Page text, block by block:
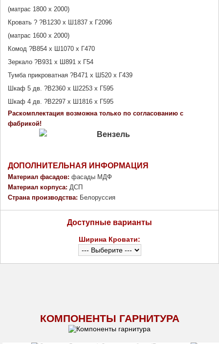
(матрас 1800 х 2000)
Кровать ? ?В1230 х Ш1837 х Г2096
(матрас 1600 х 2000)
Комод ?В854 х Ш1070 х Г470
Зеркало ?В931 х Ш891 х Г54
Тумба прикроватная ?В471 х Ш520 х Г439
Шкаф 5 дв. ?В2360 х Ш2253 х Г595
Шкаф 4 дв. ?В2297 х Ш1816 х Г595
Раскомплектация возможна только по согласованию с
фабрикой!
ДОПОЛНИТЕЛЬНАЯ ИНФОРМАЦИЯ
Материал фасадов: фасады МДФ
Материал корпуса: ДСП
Страна производства: Белоруссия
Доступные варианты
Ширина Кровати:
КОМПОНЕНТЫ ГАРНИТУРА